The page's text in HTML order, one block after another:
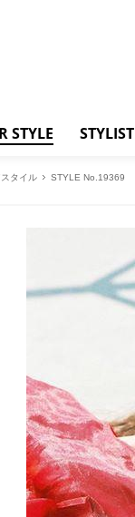
STYLE STYLIST
タイル STYLE No.19369